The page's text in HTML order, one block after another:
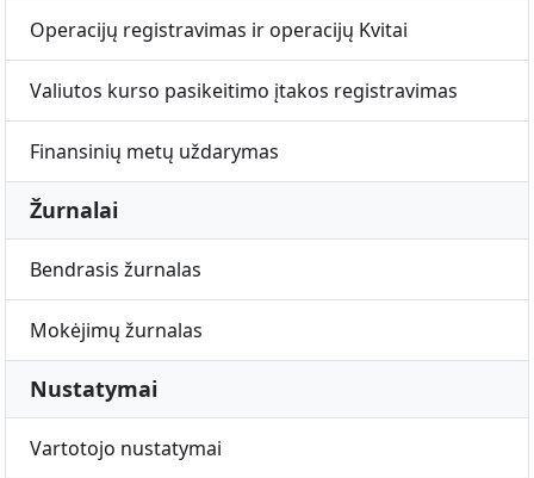
Operacijų registravimas ir operacijų Kvitai
Valiutos kurso pasikeitimo įtakos registravimas
Finansinių metų uždarymas
Žurnalai
Bendrasis žurnalas
Mokėjimų žurnalas
Nustatymai
Vartotojo nustatymai